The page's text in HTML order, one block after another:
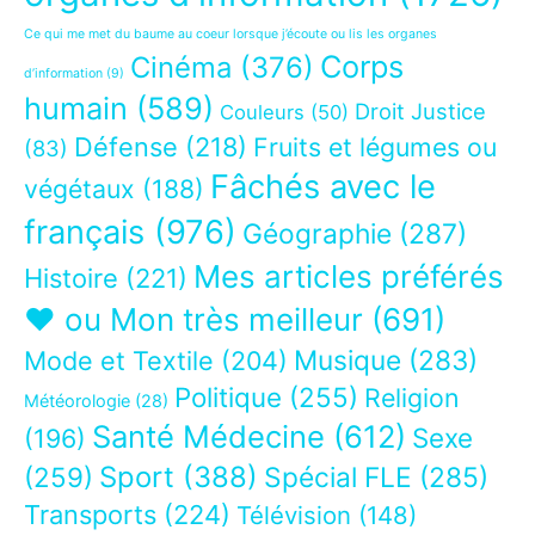
Ce qui me met du baume au coeur lorsque j’écoute ou lis les organes
d’information (9) Cinéma (376) Corps
humain (589) Couleurs (50) Droit Justice
(83) Défense (218) Fruits et légumes ou
végétaux (188) Fâchés avec le
français (976) Géographie (287)
Histoire (221) Mes articles préférés
❤ ou Mon très meilleur (691)
Mode et Textile (204) Musique (283)
Météorologie (28) Politique (255) Religion
(196) Santé Médecine (612) Sexe
(259) Sport (388) Spécial FLE (285)
Transports (224) Télévision (148)